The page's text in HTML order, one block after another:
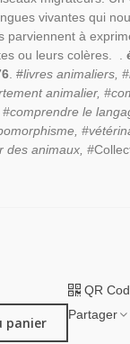
vivantes qui
parviennent à
ou leurs colères. .
. #livres animaliers,
animalier,
le
des animaux, #
panier
QR
Partager